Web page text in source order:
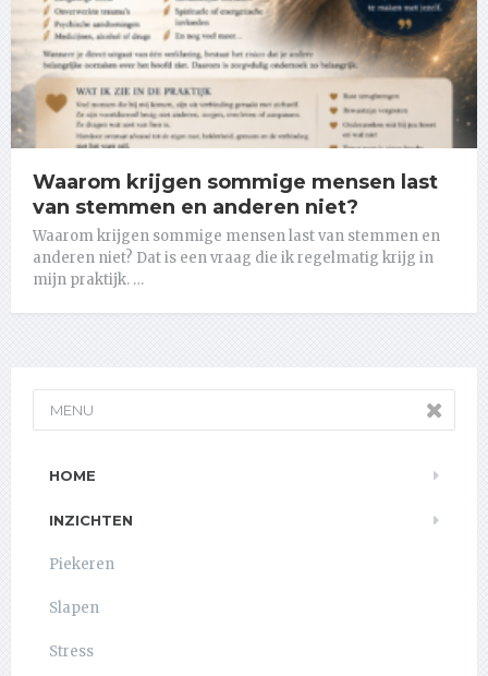
Waarom krijgen sommige mensen last
van stemmen en anderen niet?
Waarom krijgen sommige mensen last van stemmen en
anderen niet? Dat is een vraag die ik regelmatig krijg in
mijn praktijk. …
MENU
HOME
INZICHTEN
Piekeren
Slapen
Stress